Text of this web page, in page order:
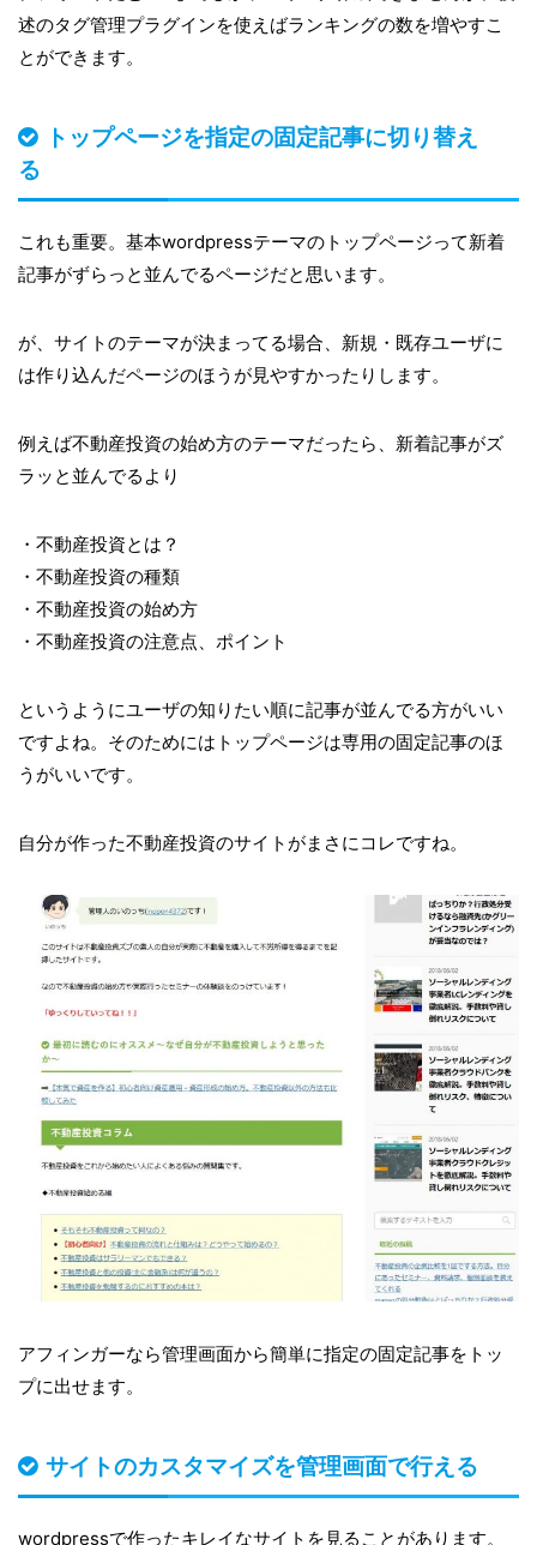
述のタグ管理プラグインを使えばランキングの数を増やすこ
とができます。
トップページを指定の固定記事に切り替え
る
これも重要。基本wordpressテーマのトップページって新着
記事がずらっと並んでるページだと思います。
が、サイトのテーマが決まってる場合、新規・既存ユーザに
は作り込んだページのほうが見やすかったりします。
例えば不動産投資の始め方のテーマだったら、新着記事がズ
ラッと並んでるより
・不動産投資とは？
・不動産投資の種類
・不動産投資の始め方
・不動産投資の注意点、ポイント
というようにユーザの知りたい順に記事が並んでる方がいい
ですよね。そのためにはトップページは専用の固定記事のほ
うがいいです。
自分が作った不動産投資のサイトがまさにコレですね。
アフィンガーなら管理画面から簡単に指定の固定記事をトッ
プに出せます。
サイトのカスタマイズを管理画面で行える
wordpressで作ったキレイなサイトを見ることがあります。